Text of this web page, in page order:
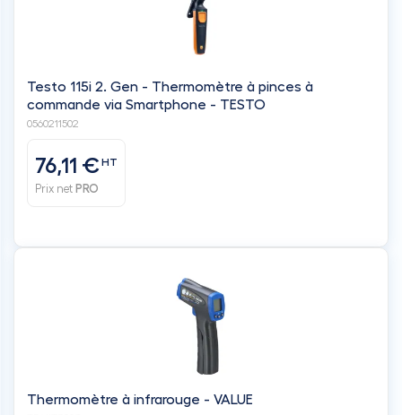
Testo 115i 2. Gen - Thermomètre à pinces à
commande via Smartphone - TESTO
0560211502
76,11 €HT
Prix net PRO
Thermomètre à infrarouge - VALUE